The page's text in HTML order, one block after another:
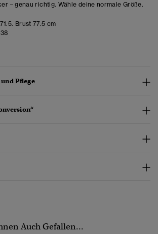
– genau richtig. Wähle deine normale Größe.
Brust 77.5 cm
38
Pflege
Auch Gefallen...